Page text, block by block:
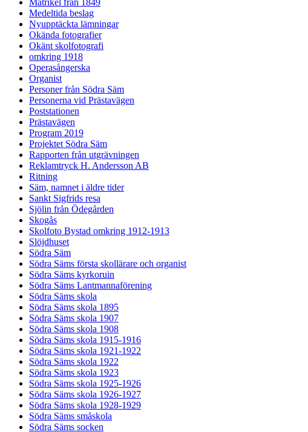
Matrikel från 1849
Medeltida beslag
Nyupptäckta lämningar
Okända fotografier
Okänt skolfotografi
omkring 1918
Operasångerska
Organist
Personer från Södra Säm
Personerna vid Prästavägen
Poststationen
Prästavägen
Program 2019
Projektet Södra Säm
Rapporten från utgrävningen
Reklamtryck H. Andersson AB
Ritning
Säm, namnet i äldre tider
Sankt Sigfrids resa
Sjölin från Ödegården
Skogås
Skolfoto Bystad omkring 1912-1913
Slöjdhuset
Södra Säm
Södra Säms första skollärare och organist
Södra Säms kyrkoruin
Södra Säms Lantmannaförening
Södra Säms skola
Södra Säms skola 1895
Södra Säms skola 1907
Södra Säms skola 1908
Södra Säms skola 1915-1916
Södra Säms skola 1921-1922
Södra Säms skola 1922
Södra Säms skola 1923
Södra Säms skola 1925-1926
Södra Säms skola 1926-1927
Södra Säms skola 1928-1929
Södra Säms småskola
Södra Säms socken